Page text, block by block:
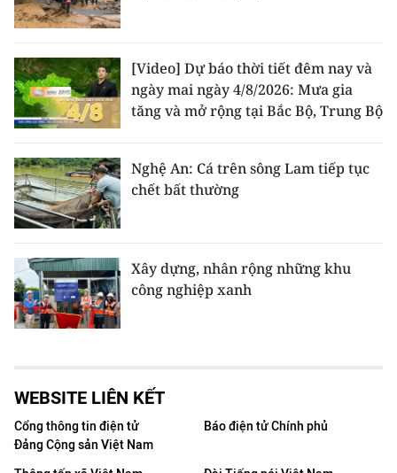
[Video] Dự báo thời tiết đêm nay và
ngày mai ngày 4/8/2026: Mưa gia
tăng và mở rộng tại Bắc Bộ, Trung Bộ
Nghệ An: Cá trên sông Lam tiếp tục
chết bất thường
Xây dựng, nhân rộng những khu
công nghiệp xanh
WEBSITE LIÊN KẾT
Cổng thông tin điện tử
Đảng Cộng sản Việt Nam
Báo điện tử Chính phủ